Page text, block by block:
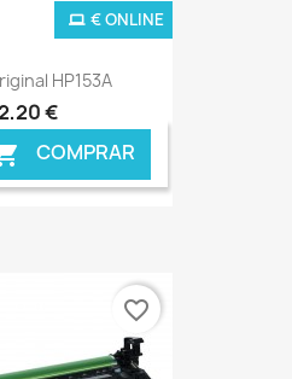
HP153A
€
COMPRAR
€ ONLINE
favorite_border